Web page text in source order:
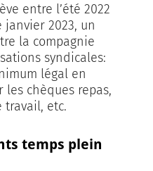
entre l’été 2022
2023, un
la compagnie
syndicales:
légal en
les chèques repas,
travail, etc.
temps plein